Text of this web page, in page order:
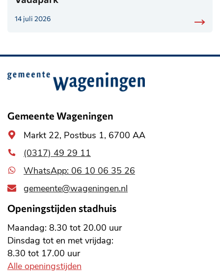
14 juli 2026
Belangrijke
informatie
Gemeente Wageningen
Algemeen
adres
Markt 22, Postbus 1, 6700 AA
(0317) 49 29 11
WhatsApp: 06 10 06 35 26
gemeente@wageningen.nl
Openingstijden stadhuis
Maandag: 8.30 tot 20.00 uur
Dinsdag tot en met vrijdag:
8.30 tot 17.00 uur
Alle openingstijden